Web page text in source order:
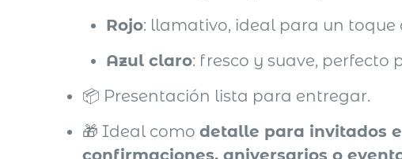
Rojo: llamativo, ideal para un toque
Azul claro: fresco y suave, perfecto
📦 Presentación lista para entregar.
🎁 Ideal comodetalle para invitados
confirmaciones, aniversarios o